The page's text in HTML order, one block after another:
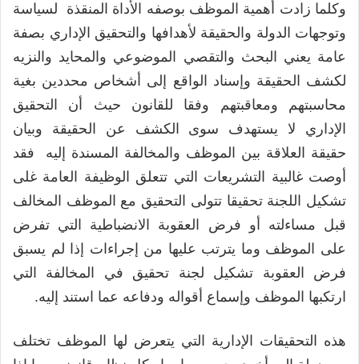
وكلما زادت أهمية الموظف بوصفه الأداة المنقذة لسياسة
وتوجهات الدولة والحقيقة لأهدافها والتحقيق الإداري بصفة
عامة يعني البحث والتقصي الموضوعي والمحايد والنزيه
لكشف الحقيقة وإسناد الواقع إلى أشخاص محددين بغية
محاسبتهم ومعاقبتهم وفقا للقانون حيث أن التحقيق
الإداري لا يستهدف سوى الكشف عن الحقيقة وبيان
حقيقة العلاقة بين الموظف والمخالفة المسندة إليه فقد
أوصت غالبية التشريعات التي تتعلق الوظيفة العامة غلى
تشكيل اللجنة تحقيقا تتولى التحقيق مع الموظف المخالف
قبل مساءلته أو فرض العقوبة الانضباطية التي تفرض
على الموظف وما يترتب عليها من إجراءات إذا لم يسبق
فرض العقوبة تشكيل لجنة تحقيق في المخالفة التي
ارتكبها الموظف وإسماع أقواله ودفاعه عما استند إليه.
هذه التحقيقات الإدارية التي يتعرض لها الموظف تختلف